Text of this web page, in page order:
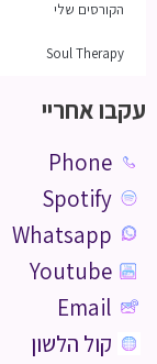
הקורסים שלי
Soul Therapy
עקבו אחריי
Phone
Spotify
Whatsapp
Youtube
Email
קול הלשון